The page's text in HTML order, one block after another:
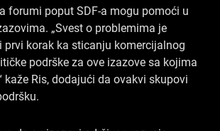
forumi poput SDF-a mogu pomoći u
„Svest o problemima je
prvi korak ka sticanju komercijalnog
podrške za ove izazove sa kojima
kaže Ris, dodajući da ovakvi skupovi